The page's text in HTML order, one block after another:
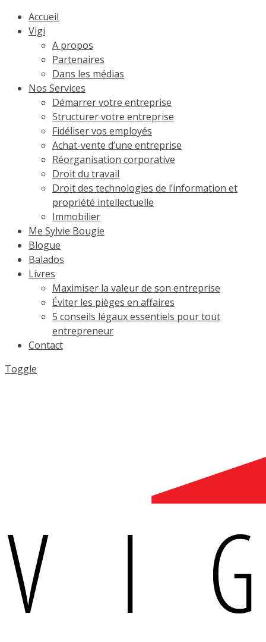
Accueil
Vigi
A propos
Partenaires
Dans les médias
Nos Services
Démarrer votre entreprise
Structurer votre entreprise
Fidéliser vos employés
Achat-vente d’une entreprise
Réorganisation corporative
Droit du travail
Droit des technologies de l’information et
propriété intellectuelle
Immobilier
Me Sylvie Bougie
Blogue
Balados
Livres
Maximiser la valeur de son entreprise
Éviter les pièges en affaires
5 conseils légaux essentiels pour tout
entrepreneur
Contact
Toggle